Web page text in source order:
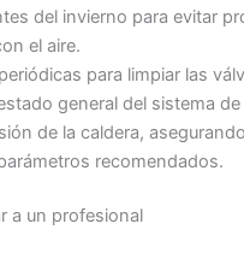
del invierno para evitar
el aire.
para limpiar las
general del sistema
de la caldera,
recomendados.
a un profesional